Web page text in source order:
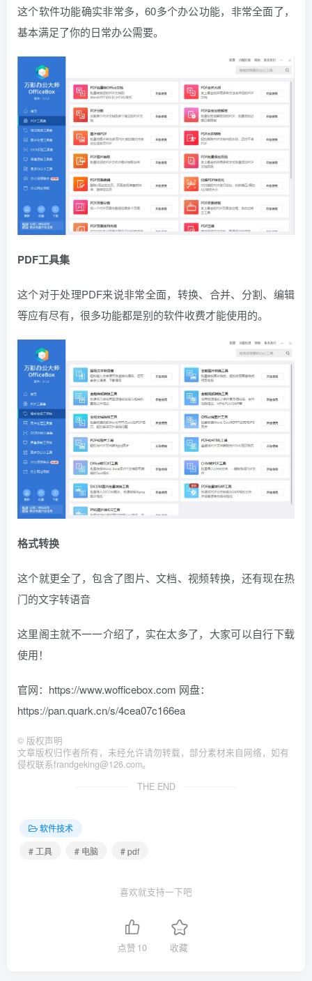
这个软件功能确实非常多，60多个办公功能，非常全面了，
基本满足了你的日常办公需要。
PDF工具集
这个对于处理PDF来说非常全面，转换、合并、分割、编辑
等应有尽有，很多功能都是别的软件收费才能使用的。
格式转换
这个就更全了，包含了图片、文档、视频转换，还有现在热
门的文字转语音
这里阁主就不一一介绍了，实在太多了，大家可以自行下载
使用！
官网：https://www.wofficebox.com 网盘：
https://pan.quark.cn/s/4cea07c166ea
© 版权声明
文章版权归作者所有，未经允许请勿转载，部分素材来自网络，如有
侵权联系frandgeking@126.com。
THE END
软件技术
# 工具
# 电脑 # pdf
喜欢就支持一下吧
点赞 10 收藏